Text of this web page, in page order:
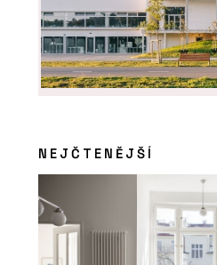
NEJČTENĚJŠÍ